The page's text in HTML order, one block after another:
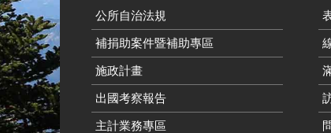
公所自治法規
補捐助案件暨補助專區
施政計畫
出國考察報告
主計業務專區